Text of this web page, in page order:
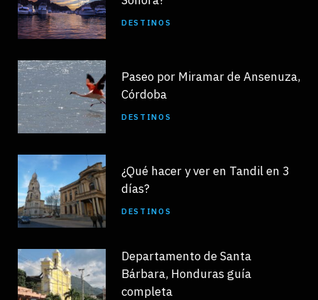
DESTINOS
Paseo por Miramar de Ansenuza,
Córdoba
DESTINOS
¿Qué hacer y ver en Tandil en 3
días?
DESTINOS
Departamento de Santa
Bárbara, Honduras guía
completa